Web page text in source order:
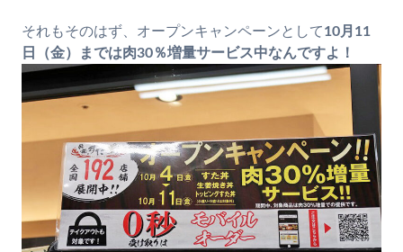
それもそのはず、オープンキャンペーンとして10月11
日（金）までは肉30％増量サービス中なんですよ！